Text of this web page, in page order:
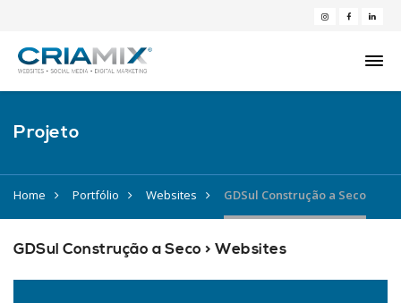
Projeto
Home Portfólio Websites GDSul Construção a Seco
GDSul Construção a Seco > Websites